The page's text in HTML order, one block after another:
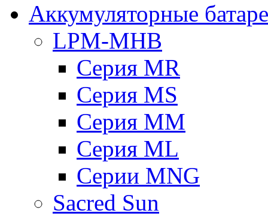
Аккумуляторные
LPM-MHB
Серия MR
Серия MS
Серия MM
Серия ML
Серии MNG
Sacred Sun